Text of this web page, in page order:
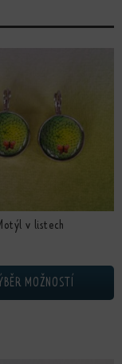
v listech
MOŽNOSTÍ